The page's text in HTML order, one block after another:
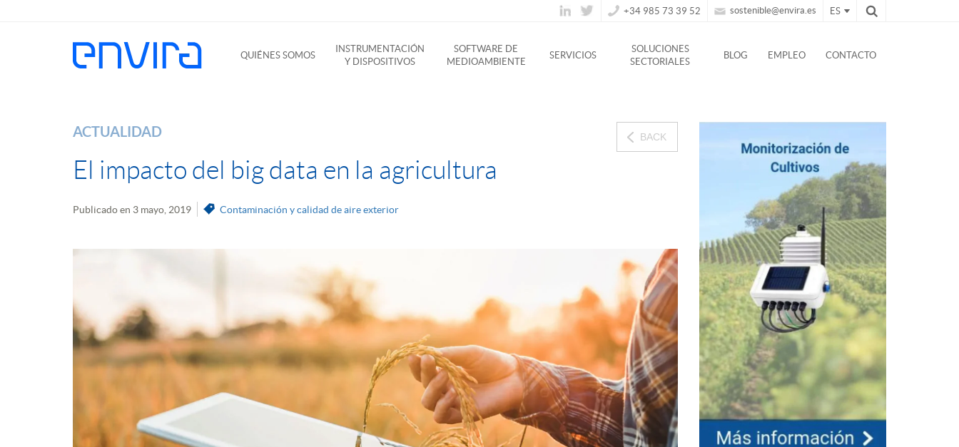
ES
sostenible@envira.es
+34 985 73 39 52
QUIÉNES SOMOS
INSTRUMENTACIÓN
Y DISPOSITIVOS
SOFTWARE DE
MEDIOAMBIENTE
SERVICIOS
SOLUCIONES
SECTORIALES
BLOG EMPLEO CONTACTO
ACTUALIDAD
El impacto del big data en la agricultura
Publicado en 3 mayo, 2019 Contaminación y calidad de aire exterior
BACK